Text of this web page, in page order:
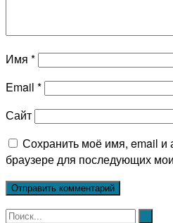
Имя *
Email *
Сайт
Сохранить моё имя, email и
браузере для последующих